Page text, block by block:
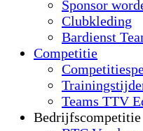
Sponsor
Clubkleding
Bardienst
Competitie
Teams TTV
Bedrijfscompetitie